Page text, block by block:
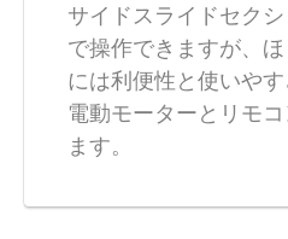
サイドスライドセク
で操作できますが、
には利便性と使いや
電動モーターとリモ
ます。